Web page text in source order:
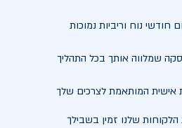
חודשי נוח וריביות נמוכות
שמלווה אותך בכל התהליך
אישית המותאמת לצרכים שלך
הלקוחות שלנו זמין בשבילך